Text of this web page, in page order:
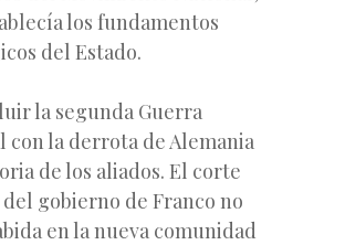
los fundamentos
del Estado.
la segunda Guerra
con la derrota de Alemania
de los aliados. El corte
gobierno de Franco no
en la nueva comunidad